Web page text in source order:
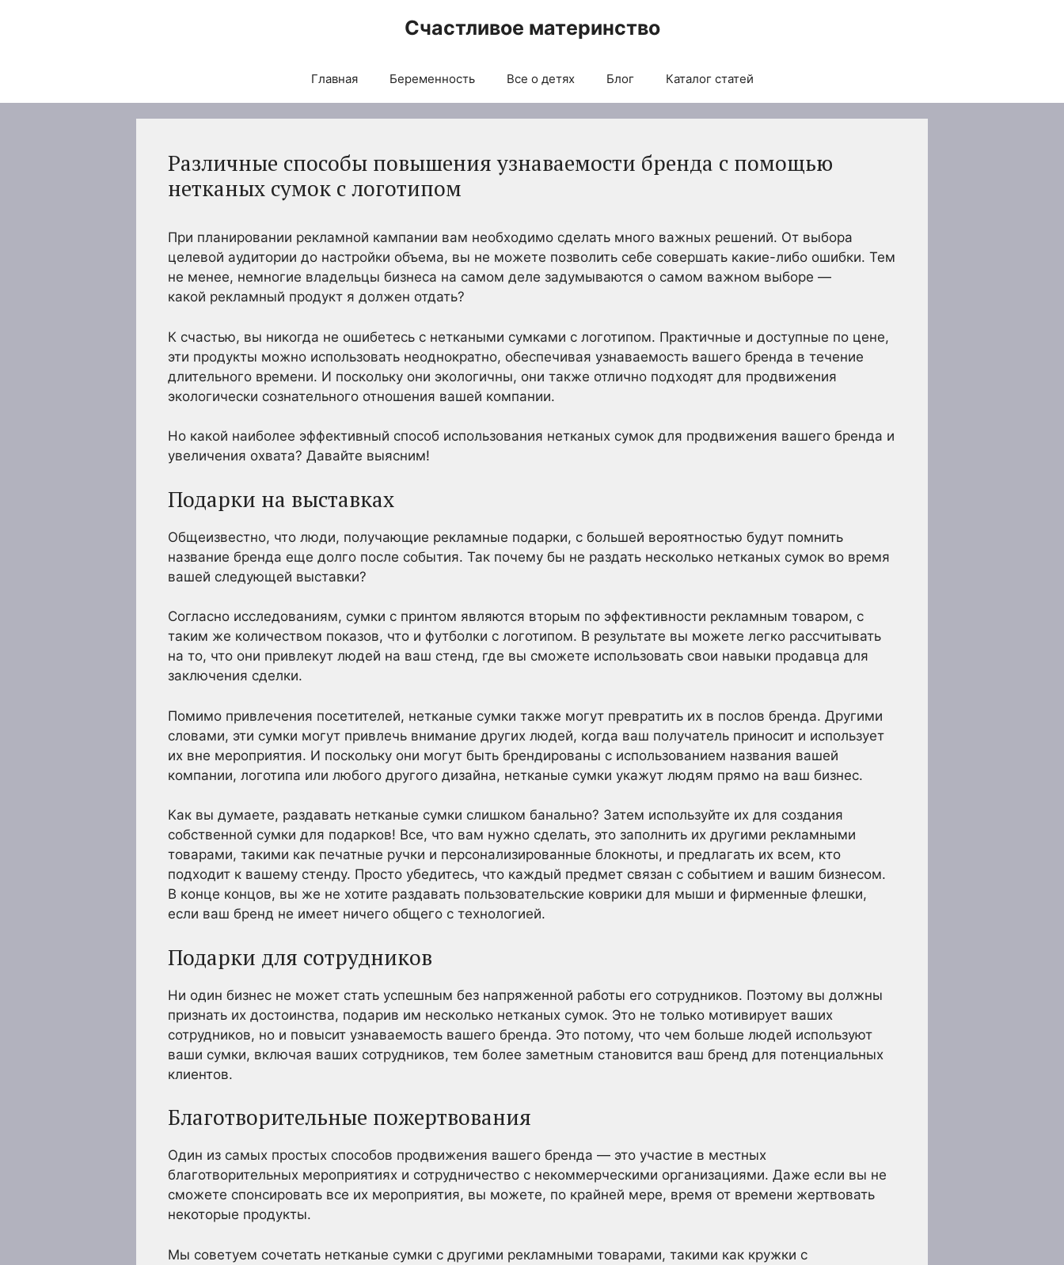
Счастливое материнство
Главная Беременность Все о детях Блог Каталог статей
Различные способы повышения узнаваемости бренда с помощью
нетканых сумок с логотипом
При планировании рекламной кампании вам необходимо сделать много важных решений. От выбора
целевой аудитории до настройки объема, вы не можете позволить себе совершать какие-либо ошибки. Тем
не менее, немногие владельцы бизнеса на самом деле задумываются о самом важном выборе —
какой рекламный продукт я должен отдать?
К счастью, вы никогда не ошибетесь с неткаными сумками с логотипом. Практичные и доступные по цене,
эти продукты можно использовать неоднократно, обеспечивая узнаваемость вашего бренда в течение
длительного времени. И поскольку они экологичны, они также отлично подходят для продвижения
экологически сознательного отношения вашей компании.
Но какой наиболее эффективный способ использования нетканых сумок для продвижения вашего бренда и
увеличения охвата? Давайте выясним!
Подарки на выставках
Общеизвестно, что люди, получающие рекламные подарки, с большей вероятностью будут помнить
название бренда еще долго после события. Так почему бы не раздать несколько нетканых сумок во время
вашей следующей выставки?
Согласно исследованиям, сумки с принтом являются вторым по эффективности рекламным товаром, с
таким же количеством показов, что и футболки с логотипом. В результате вы можете легко рассчитывать
на то, что они привлекут людей на ваш стенд, где вы сможете использовать свои навыки продавца для
заключения сделки.
Помимо привлечения посетителей, нетканые сумки также могут превратить их в послов бренда. Другими
словами, эти сумки могут привлечь внимание других людей, когда ваш получатель приносит и использует
их вне мероприятия. И поскольку они могут быть брендированы с использованием названия вашей
компании, логотипа или любого другого дизайна, нетканые сумки укажут людям прямо на ваш бизнес.
Как вы думаете, раздавать нетканые сумки слишком банально? Затем используйте их для создания
собственной сумки для подарков! Все, что вам нужно сделать, это заполнить их другими рекламными
товарами, такими как печатные ручки и персонализированные блокноты, и предлагать их всем, кто
подходит к вашему стенду. Просто убедитесь, что каждый предмет связан с событием и вашим бизнесом.
В конце концов, вы же не хотите раздавать пользовательские коврики для мыши и фирменные флешки,
если ваш бренд не имеет ничего общего с технологией.
Подарки для сотрудников
Ни один бизнес не может стать успешным без напряженной работы его сотрудников. Поэтому вы должны
признать их достоинства, подарив им несколько нетканых сумок. Это не только мотивирует ваших
сотрудников, но и повысит узнаваемость вашего бренда. Это потому, что чем больше людей используют
ваши сумки, включая ваших сотрудников, тем более заметным становится ваш бренд для потенциальных
клиентов.
Благотворительные пожертвования
Один из самых простых способов продвижения вашего бренда — это участие в местных
благотворительных мероприятиях и сотрудничество с некоммерческими организациями. Даже если вы не
сможете спонсировать все их мероприятия, вы можете, по крайней мере, время от времени жертвовать
некоторые продукты.
Мы советуем сочетать нетканые сумки с другими рекламными товарами, такими как кружки с